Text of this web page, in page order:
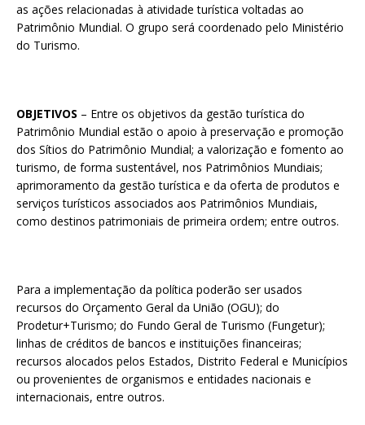
as ações relacionadas à atividade turística voltadas ao
Patrimônio Mundial. O grupo será coordenado pelo Ministério
do Turismo.
OBJETIVOS – Entre os objetivos da gestão turística do
Patrimônio Mundial estão o apoio à preservação e promoção
dos Sítios do Patrimônio Mundial; a valorização e fomento ao
turismo, de forma sustentável, nos Patrimônios Mundiais;
aprimoramento da gestão turística e da oferta de produtos e
serviços turísticos associados aos Patrimônios Mundiais,
como destinos patrimoniais de primeira ordem; entre outros.
Para a implementação da política poderão ser usados
recursos do Orçamento Geral da União (OGU); do
Prodetur+Turismo; do Fundo Geral de Turismo (Fungetur);
linhas de créditos de bancos e instituições financeiras;
recursos alocados pelos Estados, Distrito Federal e Municípios
ou provenientes de organismos e entidades nacionais e
internacionais, entre outros.